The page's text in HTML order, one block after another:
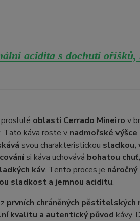
acidita s dochutí oříšků,
oblasti Cerrado Mineiro v
. Tato káva roste v nadmořské výšce
svou charakteristickou sladkou,
si káva uchovává bohatou
káv. Tento proces je náročný
sladkost a jemnou aciditu.
prvních chráněných pěstitelských
kvalitu a autentický původ kávy.